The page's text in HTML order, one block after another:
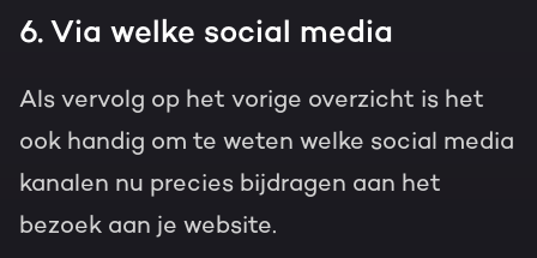
6. Via welke social media
Als vervolg op het vorige overzicht is het
ook handig om te weten welke social media
kanalen nu precies bijdragen aan het
bezoek aan je website.